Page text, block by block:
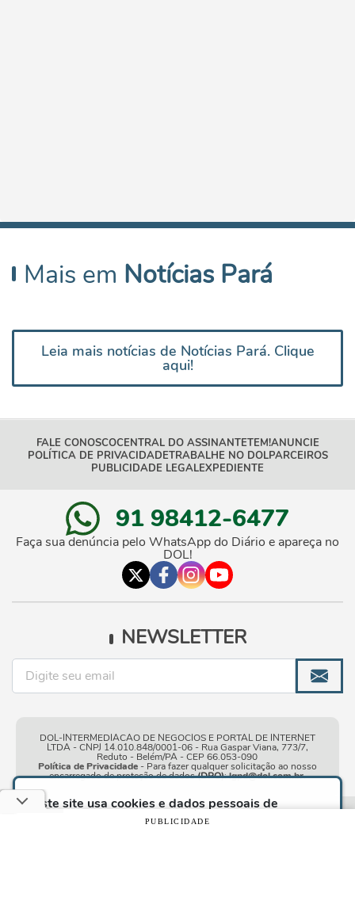
Este site usa cookies e dados pessoais de
acordo com os nossosTermos de Uso e Política
e, ao continuar navegando neste
Mais em Notícias Pará
Leia mais notícias de Notícias Pará. Clique
aqui!
FALE CONOSCOCENTRAL DO ASSINANTETEM!ANUNCIE
POLÍTICA DE PRIVACIDADETRABALHE NO DOLPARCEIROS
PUBLICIDADE LEGALEXPEDIENTE
91 98412-6477
Faça sua denúncia pelo WhatsApp do Diário e apareça no
DOL!
NEWSLETTER
DOL-INTERMEDIACAO DE NEGOCIOS E PORTAL DE INTERNET
LTDA - CNPJ 14.010.848/0001-06 - Rua Gaspar Viana, 773/7,
Reduto - Belém/PA - CEP 66.053-090
Política de Privacidade- Para fazer qualquer solicitação ao nosso
encarregado de proteção de dados(DPO):lgpd@dol.com.br.
| © Copyright 2010-2026 DOL - Diário
PUBLICIDADE